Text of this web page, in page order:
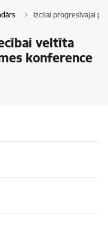
Izcilai progresīvajai
veltīta
konference